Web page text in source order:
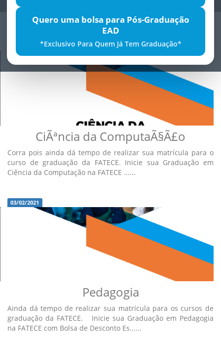
Quero uma bolsa para Pós-Graduação
EAD
*Exclusivo Para Quem Já Tem Graduação*
CiÃªncia da ComputaÃ§Ã£o
Corra pois ainda dá tempo de realizar sua matrícula para o
curso de graduação da FATECE. Inicie sua Graduação em
Ciência da Computação na FATECE ......
03/02/2021
Pedagogia
Ainda dá tempo de realizar sua matrícula para os cursos de
graduação da FATECE. Inicie sua Graduação em Pedagogia
na FATECE com Bolsa de Desconto Es......